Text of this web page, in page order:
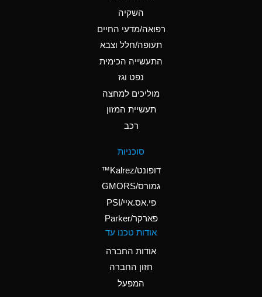
Ammonium Hydroxide
D
Ammonium Nitrate
Ammonium Nitrite
Ammonium Persulfate
Ammonium Phosphate
A
Ammonium Sulfate
A
Amyl Acetate (Banana
השקיה
רפואה/מדעי החיים
תעופה/חלל וצבא
התעשייה הכימית
נפט וגז
מוליכים למחצה
תעשיית המזון
רכב
סוכניות
דופונט/Kalrez™
גמורס/GMORS
פי.אס.איי/PSI
פארקר/Parker
אודות טכנו עד
אודות החברה
חזון החברה
המפעל